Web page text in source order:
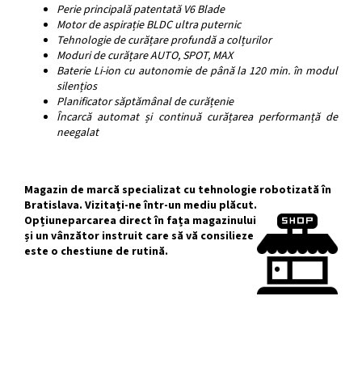
Perie principală patentată V6 Blade
Motor de aspirație BLDC ultra puternic
Tehnologie de curățare profundă a colțurilor
Moduri de curățare AUTO, SPOT, MAX
Baterie Li-ion cu autonomie de până la 120 min. în modul
silențios
Planificator săptămânal de curățenie
Încarcă automat și continuă curățarea performanță de
neegalat
Magazin de marcă specializat cu tehnologie robotizată în
Bratislava. Vizitați-ne într-un mediu plăcut.
Opțiuneparcarea direct în fața magazinului
și un vânzător instruit care să vă consilieze
este o chestiune de rutină.